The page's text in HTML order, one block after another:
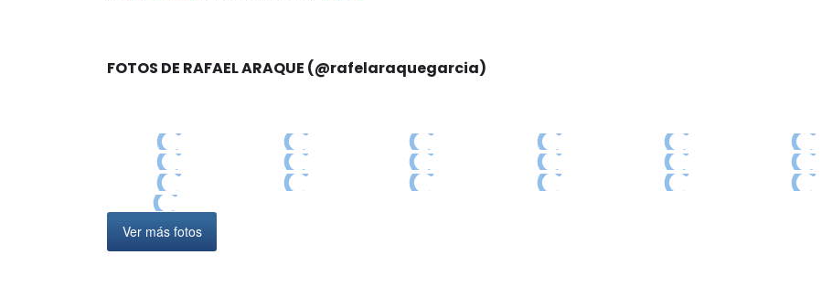
FOTOS DE RAFAEL ARAQUE (@rafelaraquegarcia)
Ver más fotos